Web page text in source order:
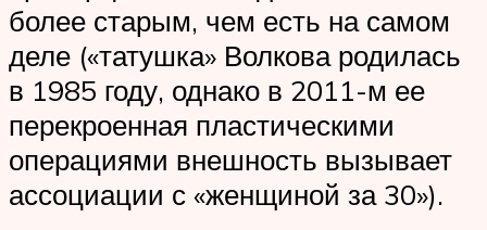
более старым, чем есть на самом
деле («татушка» Волкова родилась
в 1985 году, однако в 2011-м ее
перекроенная пластическими
операциями внешность вызывает
ассоциации с «женщиной за 30»).